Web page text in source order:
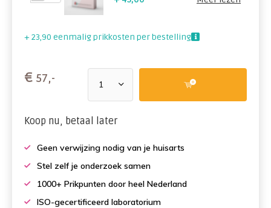
+ 23,90 eenmalig prikkosten per bestelling
€ 57,-
Koop nu, betaal later
Geen verwijzing nodig van je huisarts
Stel zelf je onderzoek samen
1000+ Prikpunten door heel Nederland
ISO-gecertificeerd laboratorium